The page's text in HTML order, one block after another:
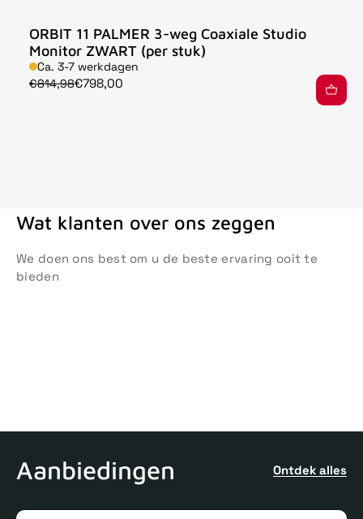
ORBIT 11 PALMER 3-weg Coaxiale Studio
Monitor ZWART (per stuk)
Ca. 3-7 werkdagen
€814,98€798,00
Wat klanten over ons zeggen
We doen ons best om u de beste ervaring ooit te
bieden
Aanbiedingen Ontdek alles